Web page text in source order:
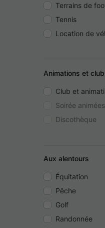
Terrains de
Tennis
Location de
Animations et
Club et
Soirée
Discothèque
Aux alentours
Équitation
Pêche
Golf
Randonnée